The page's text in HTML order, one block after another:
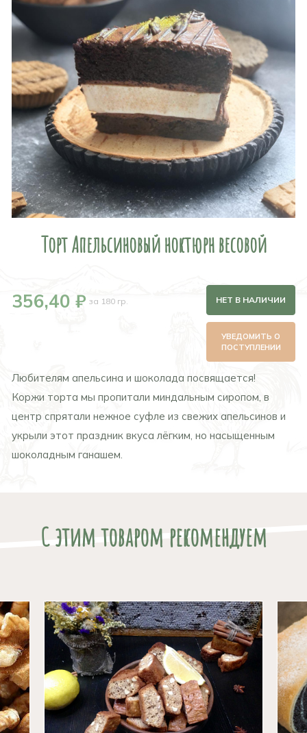
Торт Апельсиновый ноктюрн весовой
356,40 ₽ за 180 гр. НЕТ В НАЛИЧИИ
УВЕДОМИТЬ О
ПОСТУПЛЕНИИ
Любителям апельсина и шоколада посвящается!
Коржи торта мы пропитали миндальным сиропом, в
центр спрятали нежное суфле из свежих апельсинов и
укрыли этот праздник вкуса лёгким, но насыщенным
шоколадным ганашем.
С этим товаром рекомендуем